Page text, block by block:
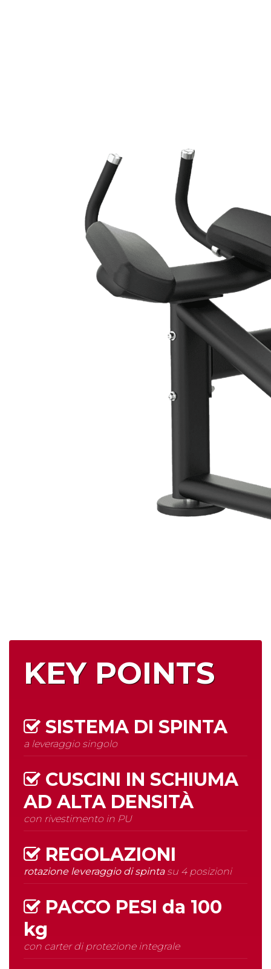
KEY POINTS
SISTEMA DI SPINTA
a leveraggio singolo
CUSCINI IN SCHIUMA
AD ALTA DENSITÀ
con rivestimento in PU
REGOLAZIONI
rotazione leveraggio di spinta su 4 posizioni
PACCO PESI da 100
kg
con carter di protezione integrale